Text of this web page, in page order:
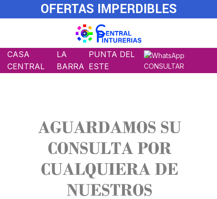
OFERTAS IMPERDIBLES
CASA
CENTRAL
LA
BARRA
PUNTA DEL
ESTE
CONSULTAR